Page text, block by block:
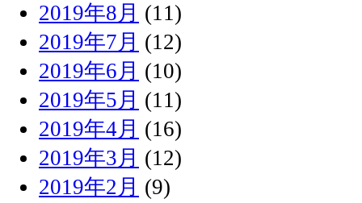
2019年8月 (11)
2019年7月 (12)
2019年6月 (10)
2019年5月 (11)
2019年4月 (16)
2019年3月 (12)
2019年2月 (9)